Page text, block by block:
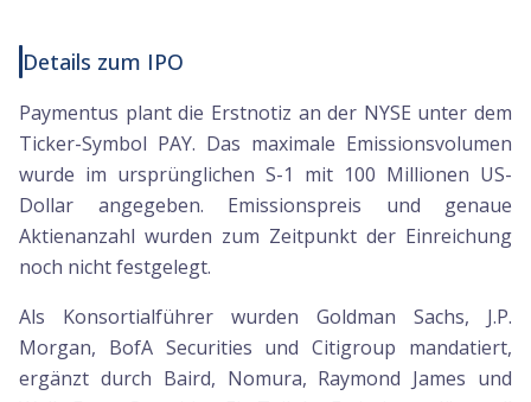
Details zum IPO
Paymentus plant die Erstnotiz an der NYSE unter dem
Ticker-Symbol PAY. Das maximale Emissionsvolumen
wurde im ursprünglichen S-1 mit 100 Millionen US-
Dollar angegeben. Emissionspreis und genaue
Aktienanzahl wurden zum Zeitpunkt der Einreichung
noch nicht festgelegt.
Als Konsortialführer wurden Goldman Sachs, J.P.
Morgan, BofA Securities und Citigroup mandatiert,
ergänzt durch Baird, Nomura, Raymond James und